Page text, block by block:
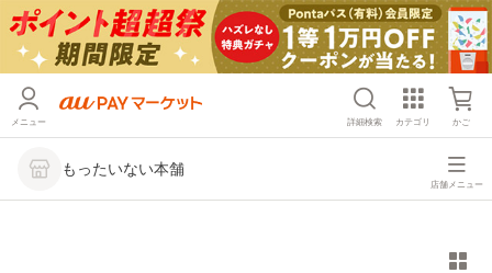
メニュー 詳細検索 カテゴリ かご
もったいない本舗
店舗メニュー